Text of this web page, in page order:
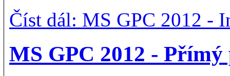
Číst dál: MS GPC 2012 -
MS GPC 2012 - Přímý